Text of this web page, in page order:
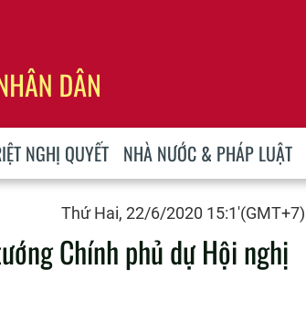
NGHỊ QUYẾT NHÀ NƯỚC & PHÁP LUẬT
Thứ Hai, 22/6/2020 15:1'(GMT+7)
Chính phủ dự Hội nghị